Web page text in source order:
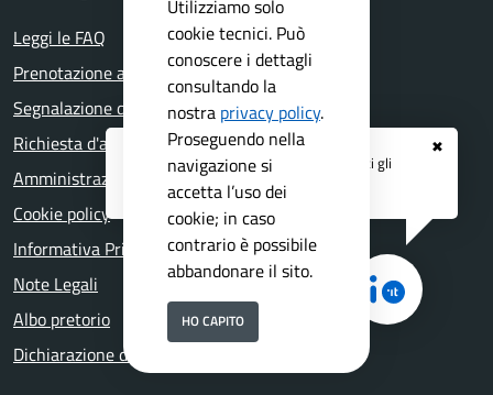
✖
Registrati ai serviziAPP IO
e ricevi tutti gli
aggiornamenti dall'Ente
Leggi le FAQ
Prenotazione appuntamento
Segnalazione disservizio
Richiesta d'assistenza
Amministrazione trasparente
Cookie policy
Informativa Privacy
Note Legali
Albo pretorio
Dichiarazione di accessibilità
Utilizziamo solo
cookie tecnici. Può
conoscere i dettagli
consultando la
nostra privacy policy.
Proseguendo nella
navigazione si
accetta l’uso dei
cookie; in caso
contrario è possibile
abbandonare il sito.
HO CAPITO